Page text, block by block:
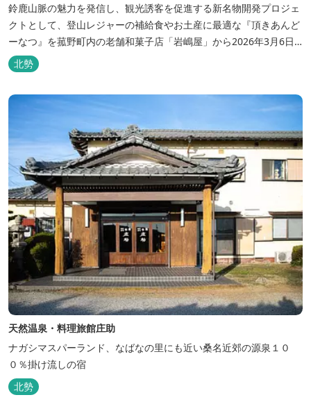
鈴鹿山脈の魅力を発信し、観光誘客を促進する新名物開発プロジェ
クトとして、登山レジャーの補給食やお土産に最適な『頂きあんど
ーなつ』を菰野町内の老舗和菓子店「岩嶋屋」から2026年3月6日
（金）より販売を開始いたしました。 ■商品コンセプト：自分だけ
の「頂き」を目指す人を応援 「山に登る目的が人それぞれであるよ
北勢
天然温泉・料理旅館庄助
ナガシマスパーランド、なばなの里にも近い桑名近郊の源泉１０
０％掛け流しの宿
北勢